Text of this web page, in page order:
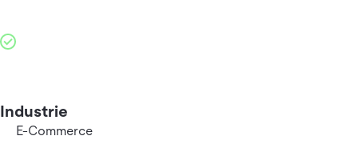
Industrie
E-Commerce